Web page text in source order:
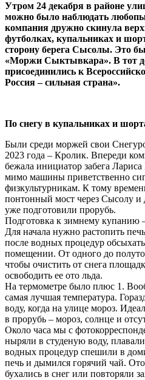
Утром 24 декабря в районе
можно было наблюдать
компания дружно скинула
футболках, купальниках и
сторону берега Сысолы. Это
«Моржи Сыктывкара». В тот
присоединились к
Россия – сильная страна».
По снегу в купальниках и
Были среди моржей свои
2023 года – Кролик. Впереди
бежала инициатор забега
мимо машины приветственно
физкультурникам. К тому
понтонный мост через Сысолу и
уже подготовили прорубь.
Подготовка к зимнему купанию
Для начала нужно растопить
после водных процедур
помещении. От одного до
чтобы очистить от снега
освободить ее ото льда.
На термометре было плюс 1.
самая лучшая температура.
воду, когда на улице мороз.
в прорубь – мороз, солнце и
Около часа мы с
ныряли в студеную воду,
водных процедур спешили в
печь и дымился горячий чай.
бухались в снег или повторяли